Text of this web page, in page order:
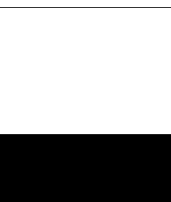
CANCELAR